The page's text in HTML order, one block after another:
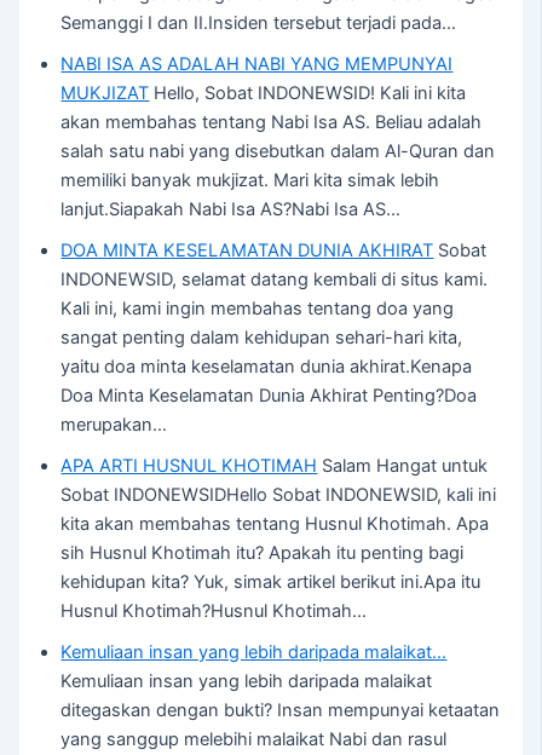
Semanggi I dan II.Insiden tersebut terjadi pada…
NABI ISA AS ADALAH NABI YANG MEMPUNYAI
MUKJIZAT Hello, Sobat INDONEWSID! Kali ini kita
akan membahas tentang Nabi Isa AS. Beliau adalah
salah satu nabi yang disebutkan dalam Al-Quran dan
memiliki banyak mukjizat. Mari kita simak lebih
lanjut.Siapakah Nabi Isa AS?Nabi Isa AS…
DOA MINTA KESELAMATAN DUNIA AKHIRAT Sobat
INDONEWSID, selamat datang kembali di situs kami.
Kali ini, kami ingin membahas tentang doa yang
sangat penting dalam kehidupan sehari-hari kita,
yaitu doa minta keselamatan dunia akhirat.Kenapa
Doa Minta Keselamatan Dunia Akhirat Penting?Doa
merupakan…
APA ARTI HUSNUL KHOTIMAH Salam Hangat untuk
Sobat INDONEWSIDHello Sobat INDONEWSID, kali ini
kita akan membahas tentang Husnul Khotimah. Apa
sih Husnul Khotimah itu? Apakah itu penting bagi
kehidupan kita? Yuk, simak artikel berikut ini.Apa itu
Husnul Khotimah?Husnul Khotimah…
Kemuliaan insan yang lebih daripada malaikat…
Kemuliaan insan yang lebih daripada malaikat
ditegaskan dengan bukti? Insan mempunyai ketaatan
yang sanggup melebihi malaikat Nabi dan rasul